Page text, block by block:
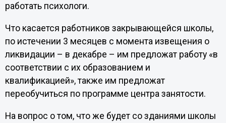
работать психологи.
Что касается работников закрывающейся школы,
по истечении 3 месяцев с момента извещения о
ликвидации – в декабре – им предложат работу «в
соответствии с их образованием и
квалификацией», также им предложат
переобучиться по программе центра занятости.
На вопрос о том, что же будет со зданиями школы